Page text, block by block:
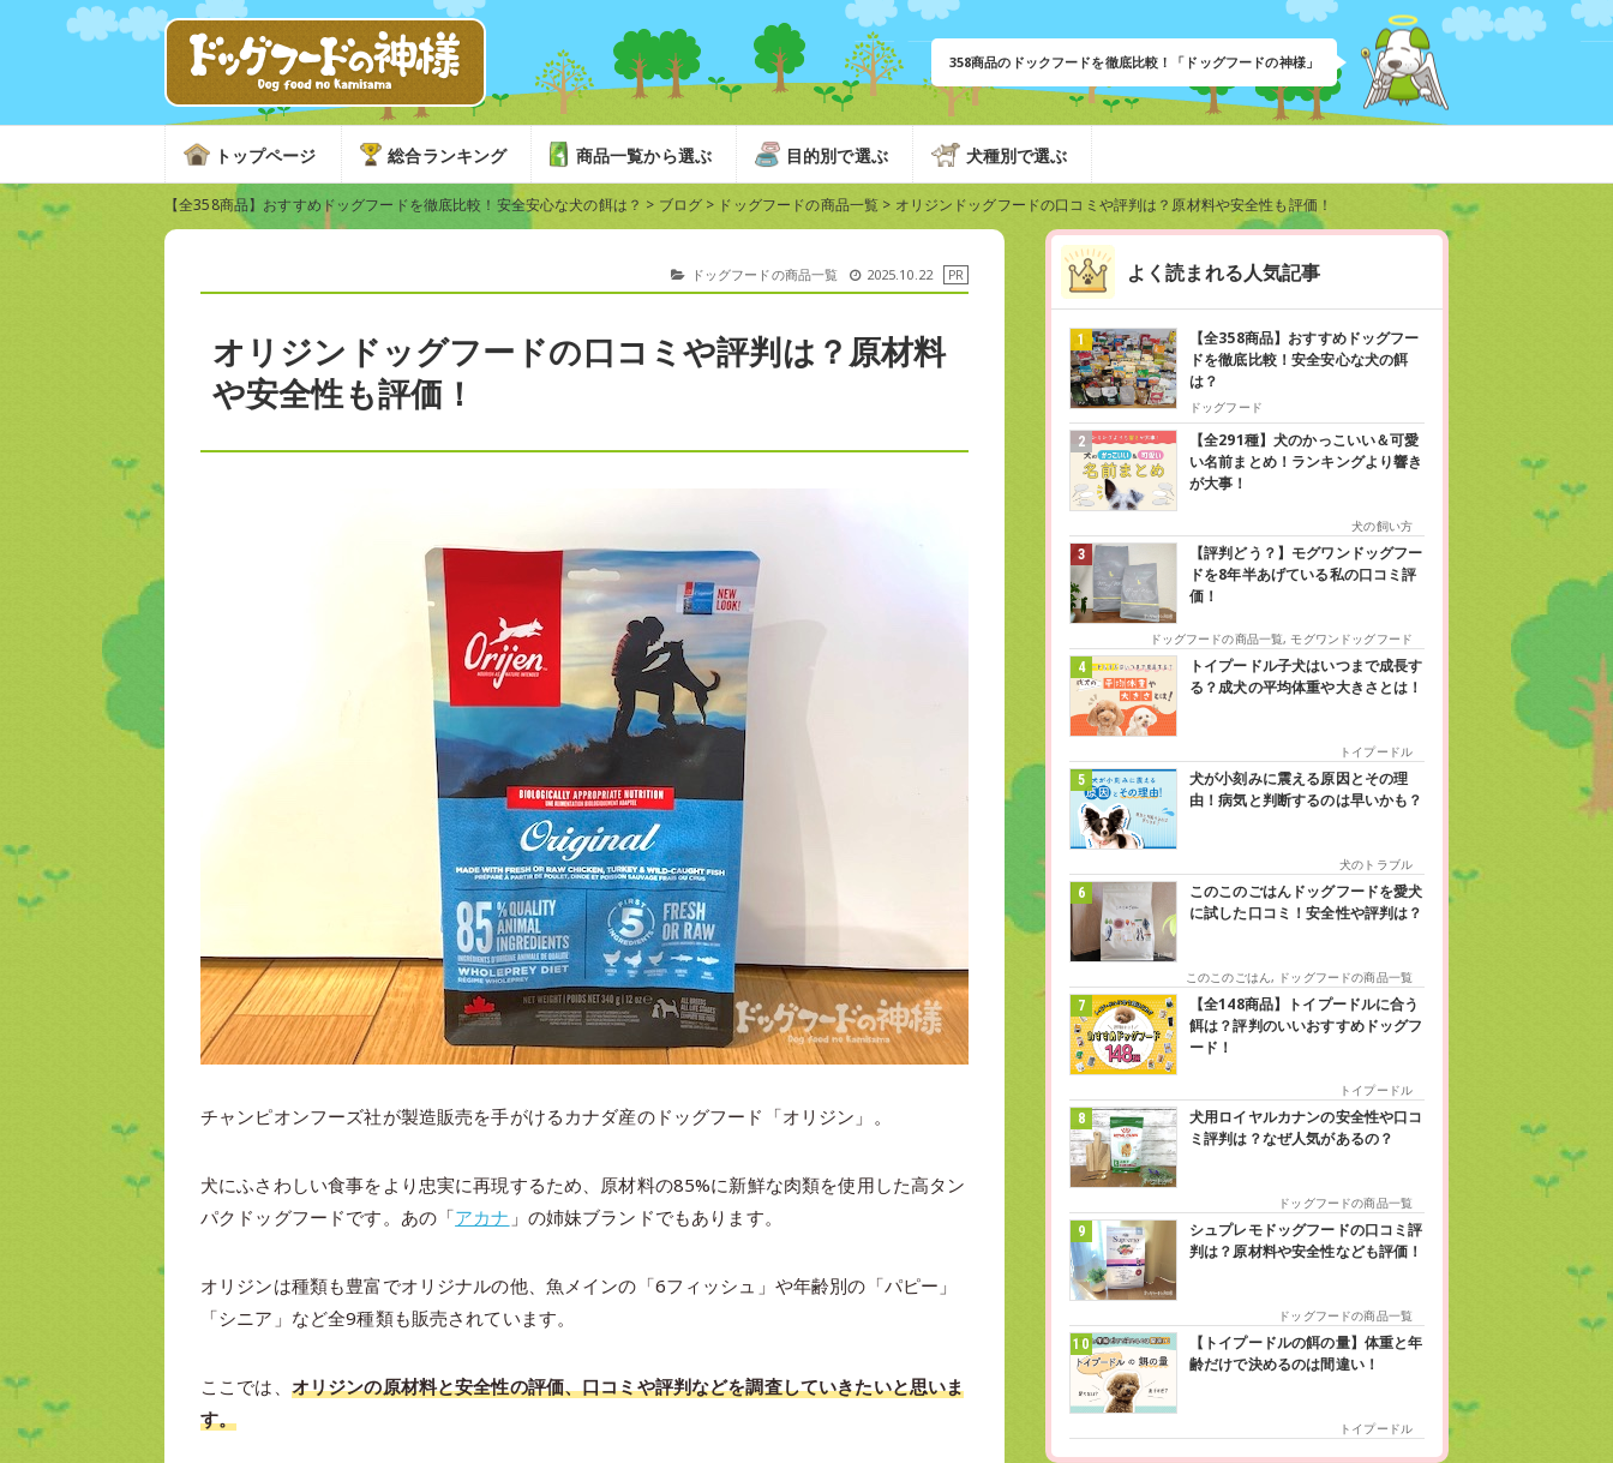
358商品のドックフードを徹底比較！「ドッグフードの神様」
トップページ 総合ランキング 商品一覧から選ぶ 目的別で選ぶ 犬種別で選ぶ
【全358商品】おすすめドッグフードを徹底比較！安全安心な犬の餌は？ > ブログ > ドッグフードの商品一覧 > オリジンドッグフードの口コミや評判は？原材料や安全性も評価！
ドッグフードの商品一覧 2025.10.22
オリジンドッグフードの口コミや評判は？原材料
や安全性も評価！
チャンピオンフーズ社が製造販売を手がけるカナダ産のドッグフード「オリジン」。
犬にふさわしい食事をより忠実に再現するため、原材料の85%に新鮮な肉類を使用した高タン
パクドッグフードです。あの「アカナ 」の姉妹ブランドでもあります。
オリジンは種類も豊富でオリジナルの他、魚メインの「6フィッシュ」や年齢別の「パピー」
「シニア」など全9種類も販売されています。
ここでは、 オリジンの原材料と安全性の評価、口コミや評判などを調査していきたいと思いま
す。
よく読まれる人気記事
【全358商品】おすすめドッグフー
ドを徹底比較！安全安心な犬の餌
は？
ドッグフード
【全291種】犬のかっこいい＆可愛
い名前まとめ！ランキングより響き
が大事！
犬の飼い方
【評判どう？】モグワンドッグフー
ドを8年半あげている私の口コミ評
価！
ドッグフードの商品一覧,モグワンドッグフード
トイプードル子犬はいつまで成長す
る？成犬の平均体重や大きさとは！
トイプードル
犬が小刻みに震える原因とその理
由！病気と判断するのは早いかも？
犬のトラブル
このこのごはんドッグフードを愛犬
に試した口コミ！安全性や評判は？
このこのごはん, ドッグフードの商品一覧
【全148商品】トイプードルに合う
餌は？評判のいいおすすめドッグフ
ード！
トイプードル
犬用ロイヤルカナンの安全性や口コ
ミ評判は？なぜ人気があるの？
ドッグフードの商品一覧
シュプレモドッグフードの口コミ評
判は？原材料や安全性なども評価！
ドッグフードの商品一覧
【トイプードルの餌の量】体重と年
齢だけで決めるのは間違い！
トイプードル